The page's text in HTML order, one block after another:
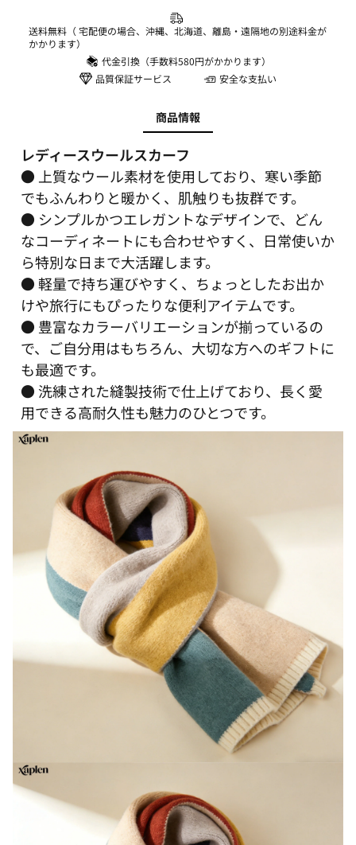
送料無料（ 宅配便の場合、沖縄、北海道、離島・遠隔地の別途料金が
かかります）
代金引換（手数料580円がかかります）
品質保証サービス
安全な支払い
商品情報
レディースウールスカーフ
● 上質なウール素材を使用しており、寒い季節
でもふんわりと暖かく、肌触りも抜群です。
● シンプルかつエレガントなデザインで、どん
なコーディネートにも合わせやすく、日常使いか
ら特別な日まで大活躍します。
● 軽量で持ち運びやすく、ちょっとしたお出か
けや旅行にもぴったりな便利アイテムです。
● 豊富なカラーバリエーションが揃っているの
で、ご自分用はもちろん、大切な方へのギフトに
も最適です。
● 洗練された縫製技術で仕上げており、長く愛
用できる高耐久性も魅力のひとつです。